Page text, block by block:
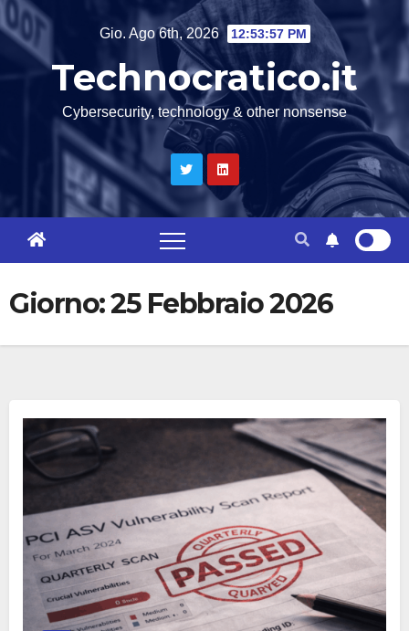
Salta
al
contenuto
Gio. Ago 6th, 2026 12:53:57 PM
Technocratico.it
Cybersecurity, technology & other nonsense
Giorno:25 Febbraio 2026